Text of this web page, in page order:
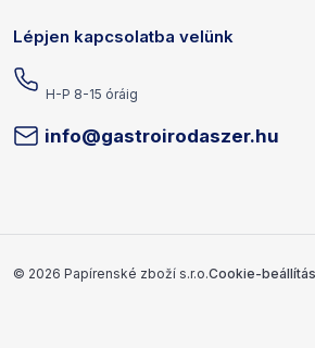
Lépjen kapcsolatba velünk
H-P 8-15 óráig
info@gastroirodaszer.hu
Szerzői jogok és fejlesztő
© 2026 Papírenské zboží s.r.o.Cookie-